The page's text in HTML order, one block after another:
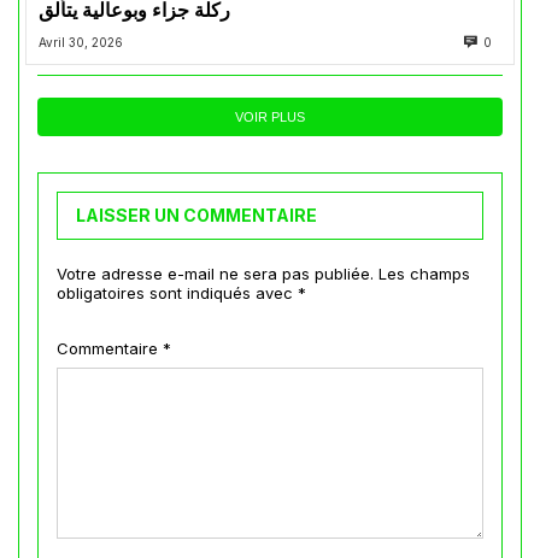
ركلة جزاء وبوعالية يتألق
Avril 30, 2026 0
VOIR PLUS
LAISSER UN COMMENTAIRE
Votre adresse e-mail ne sera pas publiée. Les champs
obligatoires sont indiqués avec *
Commentaire *